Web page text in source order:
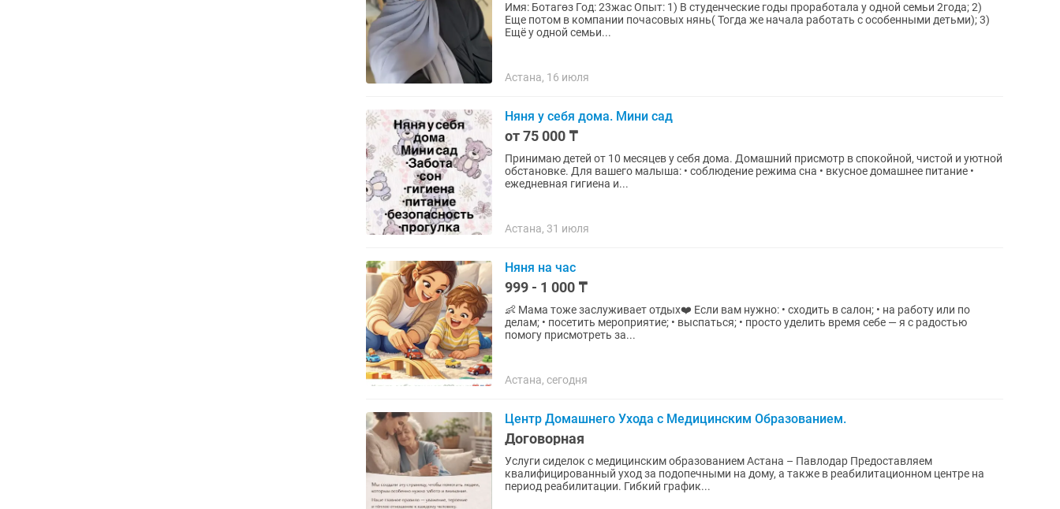
Имя: Ботагөз Год: 23жас Опыт: 1) В студенческие годы проработала у одной семьи 2года; 2)
Еще потом в компании почасовых нянь( Тогда же начала работать с особенными детьми); 3)
Ещё у одной семьи...
Астана, 16 июля
Няня у себя дома. Мини сад
от 75 000 ₸
Принимаю детей от 10 месяцев у себя дома. Домашний присмотр в спокойной, чистой и уютной
обстановке. Для вашего малыша: • соблюдение режима сна • вкусное домашнее питание •
ежедневная гигиена и...
Астана, 31 июля
Няня на час
999 - 1 000 ₸
👶 Мама тоже заслуживает отдых❤️ Если вам нужно: • сходить в салон; • на работу или по
делам; • посетить мероприятие; • выспаться; • просто уделить время себе — я с радостью
помогу присмотреть за...
Астана, сегодня
Центр Домашнего Ухода с Медицинским Образованием.
Договорная
Услуги сиделок с медицинским образованием Астана – Павлодар Предоставляем
квалифицированный уход за подопечными на дому, а также в реабилитационном центре на
период реабилитации. Гибкий график...